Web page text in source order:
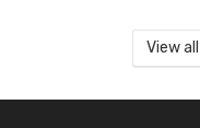
View